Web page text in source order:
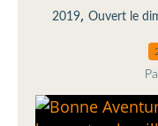
2019, Ouvert le